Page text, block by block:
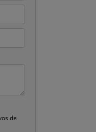
de